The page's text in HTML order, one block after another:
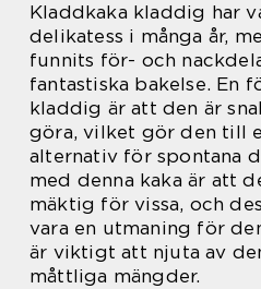
Kladdkaka kladdig har
delikatess i många år,
funnits för- och
fantastiska bakelse. En
kladdig är att den är
göra, vilket gör den till
alternativ för spontana
med denna kaka är att
mäktig för vissa, och
vara en utmaning för
är viktigt att njuta av
måttliga mängder.